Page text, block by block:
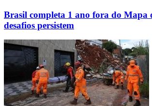
Brasil completa 1 ano fora do Mapa
desafios persistem